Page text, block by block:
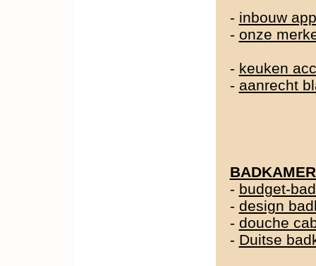
- inbouw
- onze
- keuken
- aanrecht
- budget-
- design
- douche
- Duitse